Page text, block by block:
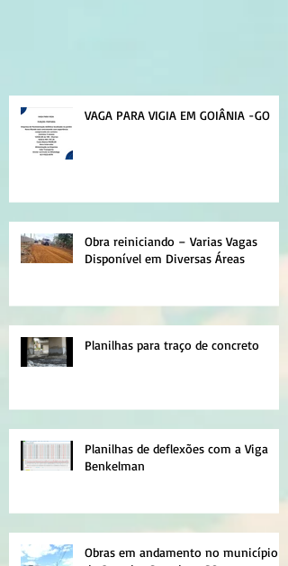
VAGA PARA VIGIA EM GOIÂNIA -GO
Obra reiniciando – Varias Vagas
Disponível em Diversas Áreas
Planilhas para traço de concreto
Planilhas de deflexões com a Viga
Benkelman
Obras em andamento no município